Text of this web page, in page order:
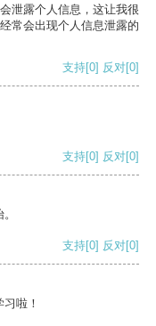
泄露个人信息，这让我很
常会出现个人信息泄露的
支持[0] 反对[0]
支持[0] 反对[0]
支持[0] 反对[0]
啦！